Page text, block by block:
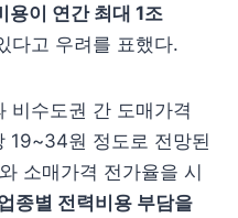
용이 연간 최대 1조
다고 우려를 표했다.
비수도권 간 도매가격
19~34원 정도로 전망된
소매가격 전가율을 시
종별 전력비용 부담을